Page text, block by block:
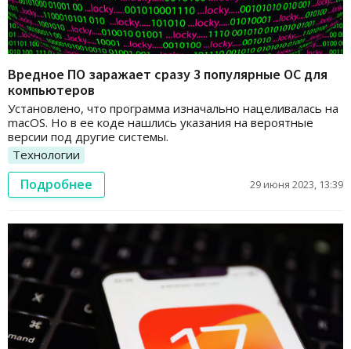
Вредное ПО заражает сразу 3 популярные ОС для
компьютеров
Установлено, что программа изначально нацеливалась на
macOS. Но в ее коде нашлись указания на вероятные
версии под другие системы.
Технологии
Подробнее 29 июня 2023, 13:39